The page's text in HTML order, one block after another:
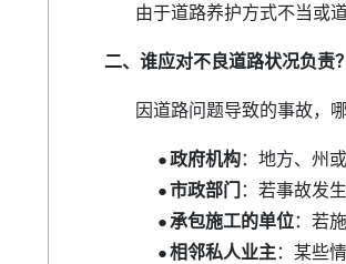
由于道路养护方式不当或道
二、 谁应对不良道路状况负责？
因道路问题导致的事故，哪
●政府机构：地方、州
●市政部门 ：若事故发
● 承包施工的单位：若
●相邻私人业主 ：某些